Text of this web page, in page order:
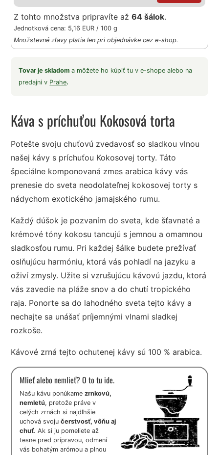
Z tohto množstva pripravíte až64 šálok.
Jednotková cena: 5,16 EUR / 100 g
Množstevné zľavy platia len pri objednávke cez e-shop.
Tovar je skladoma môžete ho kúpiť tu v e-shope alebo na
predajni v Prahe.
Káva s príchuťou Kokosová torta
Potešte svoju chuťovú zvedavosť so sladkou vlnou
našej kávy s príchuťou Kokosovej torty. Táto
špeciálne komponovaná zmes arabica kávy vás
prenesie do sveta neodolateľnej kokosovej torty s
nádychom exotického jamajského rumu.
Každý dúšok je pozvaním do sveta, kde šťavnaté a
krémové tóny kokosu tancujú s jemnou a omamnou
sladkosťou rumu. Pri každej šálke budete prežívať
oslňujúcu harmóniu, ktorá vás pohladí na jazyku a
oživí zmysly. Užite si vzrušujúcu kávovú jazdu, ktorá
vás zavedie na pláže snov a do chutí tropického
raja. Ponorte sa do lahodného sveta tejto kávy a
nechajte sa unášať príjemnými vlnami sladkej
rozkoše.
Kávové zrná tejto ochutenej kávy sú 100 % arabica.
Mlieť alebo nemlieť? O to tu ide.
Našu kávu ponúkamezrnkovú,
nemletú, pretože práve v
celých zrnách si najdlhšie
uchová svojučerstvosť, vôňu aj
chuť. Ak si ju pomeliete až
tesne pred prípravou, odmení
vás bohatým arómou a plnou